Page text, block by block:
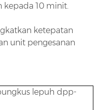
kepada 10 minit.
ketepatan
unit pengesanan
lepuh dpp-